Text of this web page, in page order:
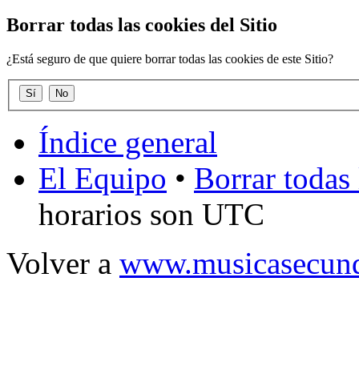
Borrar todas las cookies del Sitio
¿Está seguro de que quiere borrar todas las cookies de este Sitio?
Índice general
El Equipo • Borrar
horarios son UTC
Volver a